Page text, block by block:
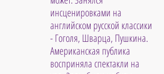
инсценировками на
английском русской классики
- Гоголя, Шварца, Пушкина.
Американская публика
восприняла спектакли на